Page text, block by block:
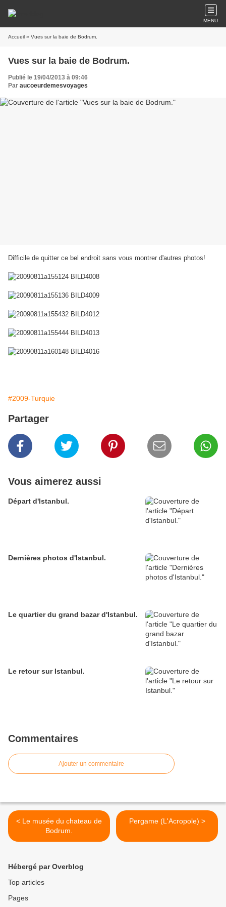
MENU
Accueil » Vues sur la baie de Bodrum.
Vues sur la baie de Bodrum.
Publié le 19/04/2013 à 09:46
Par aucoeurdemesvoyages
Difficile de quitter ce bel endroit sans vous montrer d'autres photos!
#2009-Turquie
Partager
Vous aimerez aussi
Départ d'Istanbul.
Dernières photos d'Istanbul.
Le quartier du grand bazar d'Istanbul.
Le retour sur Istanbul.
Commentaires
Ajouter un commentaire
< Le musée du chateau de
Bodrum.
Pergame (L'Acropole) >
Hébergé par Overblog
Top articles
Pages